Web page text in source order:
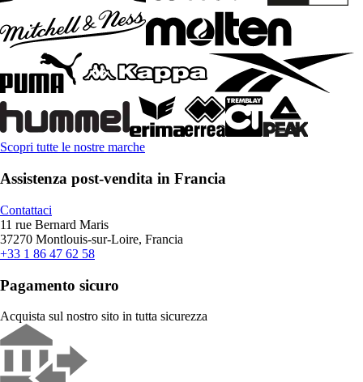
Scopri tutte le nostre marche
Assistenza post-vendita in Francia
Contattaci
11 rue Bernard Maris
37270 Montlouis-sur-Loire, Francia
+33 1 86 47 62 58
Pagamento sicuro
Acquista sul nostro sito in tutta sicurezza